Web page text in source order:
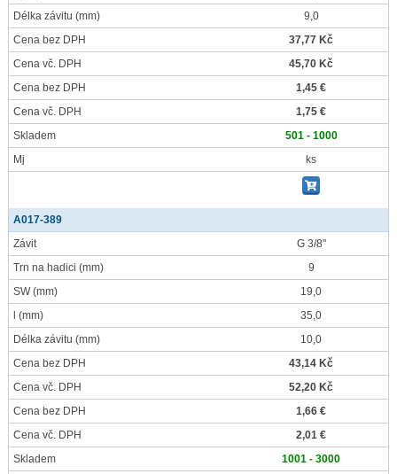
Délka závitu (mm)
9,0
Cena bez DPH
37,77 Kč
Cena vč. DPH
45,70 Kč
Cena bez DPH
1,45 €
Cena vč. DPH
1,75 €
Skladem
501 - 1000
Mj
ks
A017-389
Závit
G 3/8"
Trn na hadici (mm)
9
SW(mm)
19,0
(mm)
35,0
Délka závitu (mm)
10,0
Cena bez DPH
43,14 Kč
Cena vč. DPH
52,20 Kč
Cena bez DPH
1,66 €
Cena vč. DPH
2,01 €
Skladem
1001 - 3000